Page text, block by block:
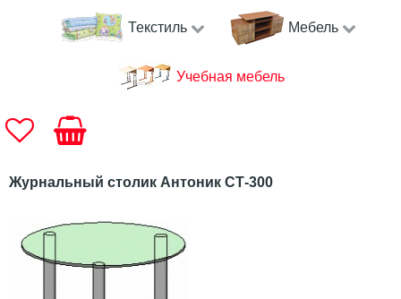
Текстиль Мебель
Учебная мебель
Журнальный столик Антоник СТ-300